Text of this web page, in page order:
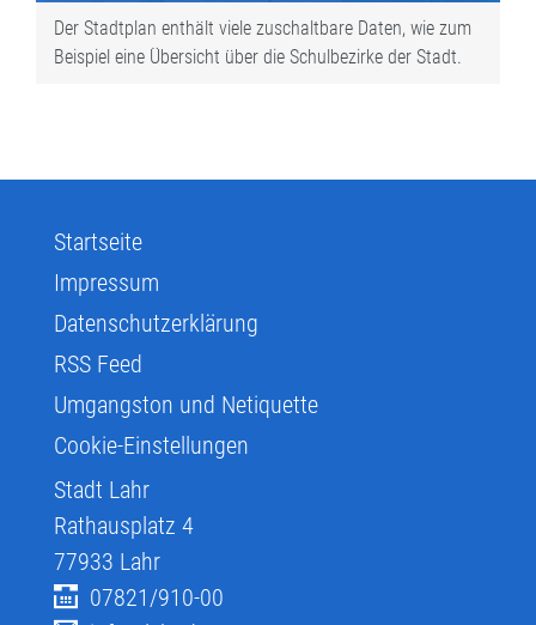
Der Stadtplan enthält viele zuschaltbare Daten, wie zum
Beispiel eine Übersicht über die Schulbezirke der Stadt.
Startseite
Impressum
Datenschutzerklärung
RSS Feed
Umgangston und Netiquette
Cookie-Einstellungen
Stadt Lahr
Rathausplatz 4
77933 Lahr
07821/910-00